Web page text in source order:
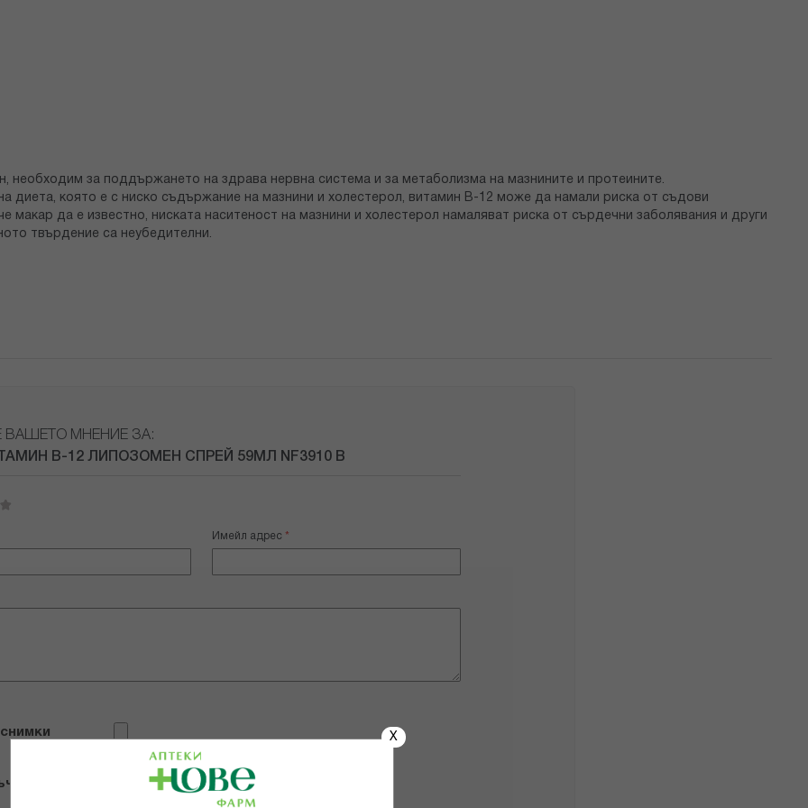
X
необходим за поддържането на здрава нервна система и за метаболизма на мазнините и протеините.
диета, която е с ниско съдържание на мазнини и холестерол, витамин B-12 може да намали риска от съдови
макар да е известно, ниската наситеност на мазнини и холестерол намаляват риска от сърдечни заболявания и други
твърдение са неубедителни.
ВАШЕТО МНЕНИЕ ЗА:
НАО ВИТАМИН В-12 ЛИПОЗОМЕН СПРЕЙ 59МЛ NF3910 В
Имейл адрес
продукта